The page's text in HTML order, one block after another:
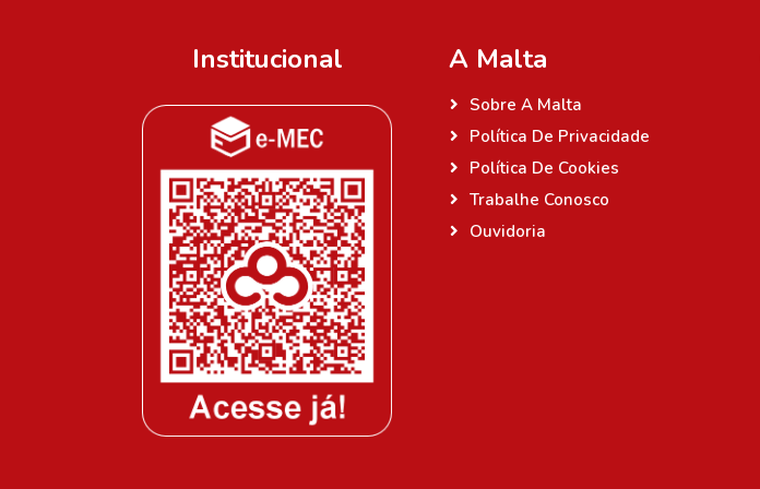
Institucional A Malta
Sobre A Malta
Política De Privacidade
Política De Cookies
Trabalhe Conosco
Ouvidoria